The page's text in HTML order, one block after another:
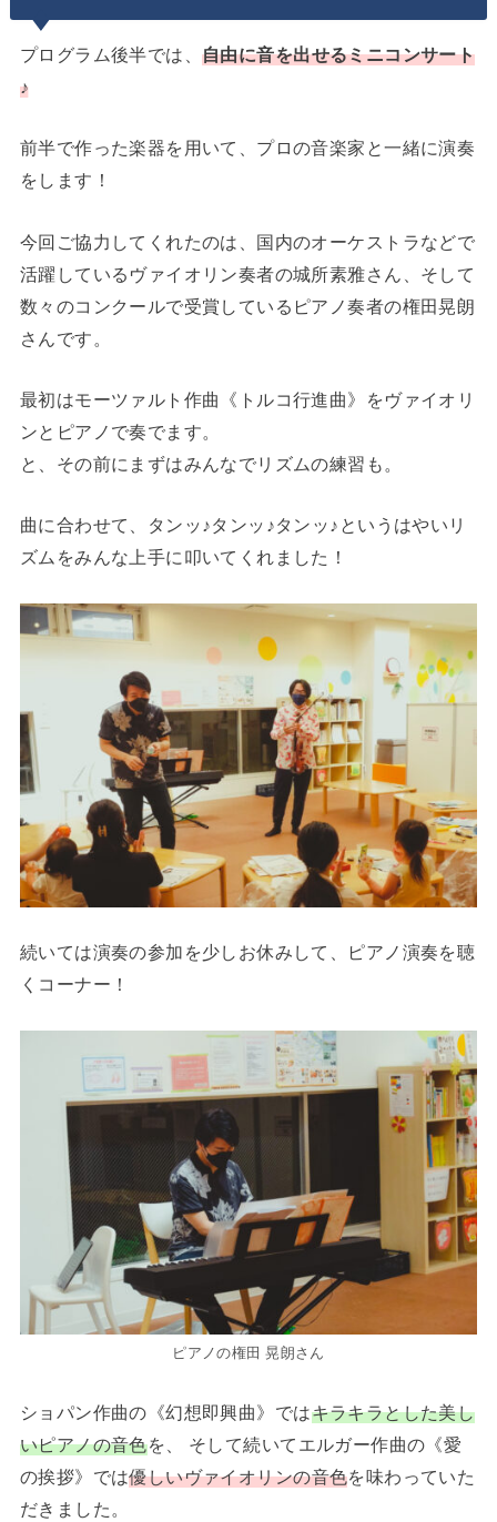
プログラム後半では、自由に音を出せるミニコンサート
♪
前半で作った楽器を用いて、プロの音楽家と一緒に演奏
をします！
今回ご協力してくれたのは、国内のオーケストラなどで
活躍しているヴァイオリン奏者の城所素雅さん、そして
数々のコンクールで受賞しているピアノ奏者の権田晃朗
さんです。
最初はモーツァルト作曲《トルコ行進曲》をヴァイオリ
ンとピアノで奏でます。
と、その前にまずはみんなでリズムの練習も。
曲に合わせて、タンッ♪タンッ♪タンッ♪というはやいリ
ズムをみんな上手に叩いてくれました！
続いては演奏の参加を少しお休みして、ピアノ演奏を聴
くコーナー！
ピアノの権田 晃朗さん
ショパン作曲の《幻想即興曲》ではキラキラとした美し
いピアノの音色を、 そして続いてエルガー作曲の《愛
の挨拶》では優しいヴァイオリンの音色を味わっていた
だきました。